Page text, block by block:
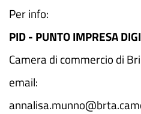
Per info:
PID - PUNTO IMPRESA
Camera di commercio di
email: